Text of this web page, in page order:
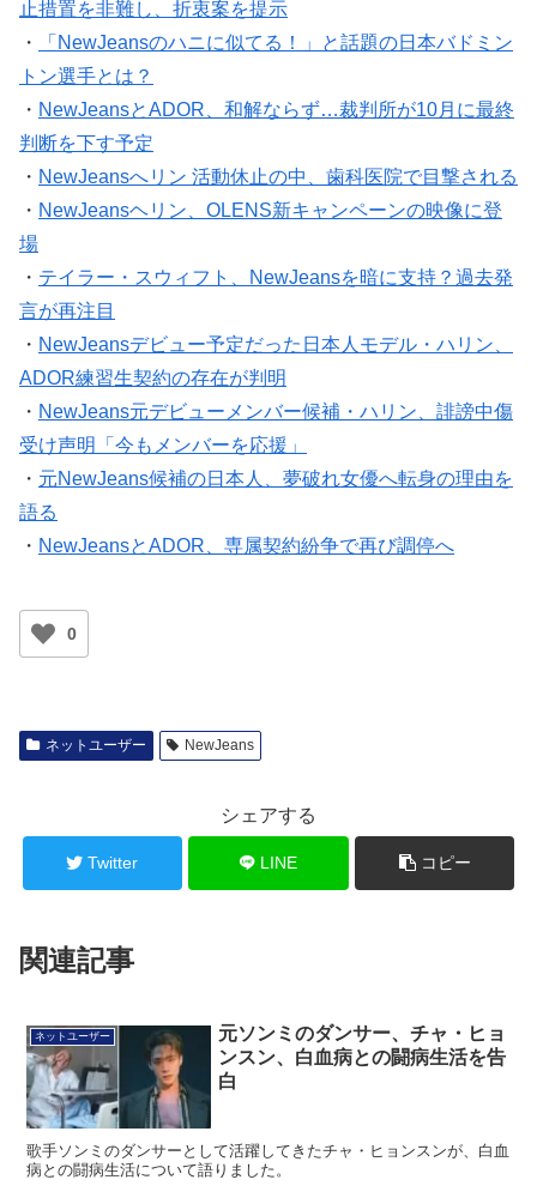
止措置を非難し、折衷案を提示
・
「NewJeansのハニに似てる！」と話題の日本バドミン
トン選手とは？
・ NewJeansとADOR、和解ならず…裁判所が10月に最終
判断を下す予定
・ NewJeansへリン 活動休止の中、歯科医院で目撃される
・ NewJeansヘリン、OLENS新キャンペーンの映像に登
場
・ テイラー・スウィフト、NewJeansを暗に支持？過去発
言が再注目
・ NewJeansデビュー予定だった日本人モデル・ハリン、
ADOR練習生契約の存在が判明
・ NewJeans元デビューメンバー候補・ハリン、誹謗中傷
受け声明「今もメンバーを応援」
・ 元NewJeans候補の日本人、夢破れ女優へ転身の理由を
語る
・ NewJeansとADOR、専属契約紛争で再び調停へ
0
ネットユーザー NewJeans
シェアする
Twitter LINE コピー
関連記事
ネットユーザー
元ソンミのダンサー、チャ・ヒョ
ンスン、白血病との闘病生活を告
白
歌手ソンミのダンサーとして活躍してきたチャ・ヒョンスンが、白血
病との闘病生活について語りました。